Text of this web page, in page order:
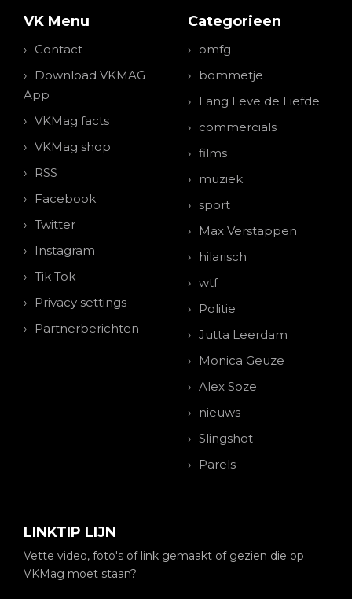
VK Menu
Contact
Download VKMAG
App
VKMag facts
VKMag shop
RSS
Facebook
Twitter
Instagram
Tik Tok
Privacy settings
Partnerberichten
Categorieen
omfg
bommetje
Lang Leve de Liefde
commercials
films
muziek
sport
Max Verstappen
hilarisch
wtf
Politie
Jutta Leerdam
Monica Geuze
Alex Soze
nieuws
Slingshot
Parels
LINKTIP LIJN
Vette video, foto's of link gemaakt of gezien die op
VKMag moet staan?